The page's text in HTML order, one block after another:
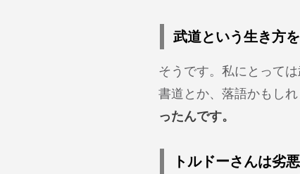
武道という生き方
そうです。私にとって
書道とか、落語かもし
ったんです。
トルドーさんは劣